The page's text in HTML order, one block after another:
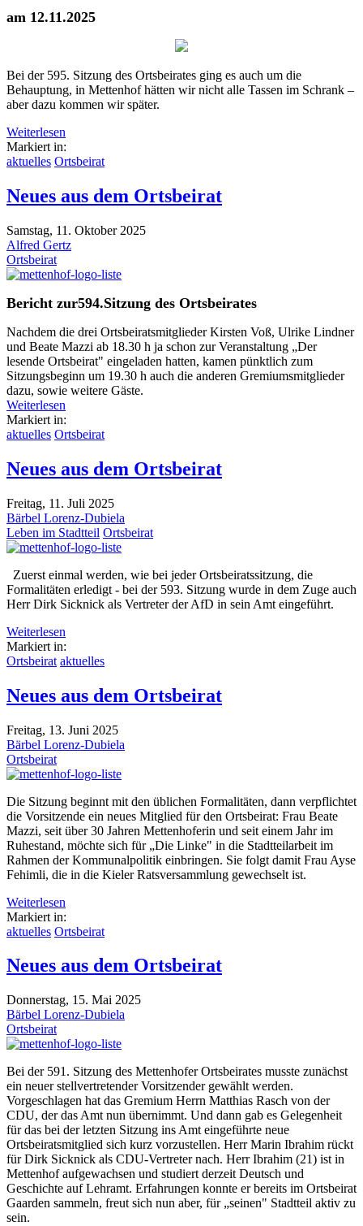
am 12.11.2025
Bei der 595. Sitzung des Ortsbeirates ging es auch um die
Behauptung, in Mettenhof hätten wir nicht alle Tassen im Schrank –
aber dazu kommen wir später.
Weiterlesen
Markiert in:
aktuelles Ortsbeirat
Neues aus dem Ortsbeirat
Samstag, 11. Oktober 2025
Alfred Gertz
Ortsbeirat
Bericht zur594.Sitzung des Ortsbeirates
Nachdem die drei Ortsbeiratsmitglieder Kirsten Voß, Ulrike Lindner
und Beate Mazzi ab 18.30 h ja schon zur Veranstaltung „Der
lesende Ortsbeirat" eingeladen hatten, kamen pünktlich zum
Sitzungsbeginn um 19.30 h auch die anderen Gremiumsmitglieder
dazu, sowie weitere Gäste.
Weiterlesen
Markiert in:
aktuelles Ortsbeirat
Neues aus dem Ortsbeirat
Freitag, 11. Juli 2025
Bärbel Lorenz-Dubiela
Leben im Stadtteil Ortsbeirat
Zuerst einmal werden, wie bei jeder Ortsbeiratssitzung, die
Formalitäten erledigt - bei der 593. Sitzung wurde in dem Zuge auch
Herr Dirk Sicknick als Vertreter der AfD in sein Amt eingeführt.
Weiterlesen
Markiert in:
Ortsbeirat aktuelles
Neues aus dem Ortsbeirat
Freitag, 13. Juni 2025
Bärbel Lorenz-Dubiela
Ortsbeirat
Die Sitzung beginnt mit den üblichen Formalitäten, dann verpflichtet
die Vorsitzende ein neues Mitglied für den Ortsbeirat: Frau Beate
Mazzi, seit über 30 Jahren Mettenhoferin und seit einem Jahr im
Ruhestand, möchte sich für „Die Linke" in die Stadtteilarbeit im
Rahmen der Kommunalpolitik einbringen. Sie folgt damit Frau Ayse
Fehimli, die in die Kieler Ratsversammlung gewechselt ist.
Weiterlesen
Markiert in:
aktuelles Ortsbeirat
Neues aus dem Ortsbeirat
Donnerstag, 15. Mai 2025
Bärbel Lorenz-Dubiela
Ortsbeirat
Bei der 591. Sitzung des Mettenhofer Ortsbeirates musste zunächst
ein neuer stellvertretender Vorsitzender gewählt werden.
Vorgeschlagen hat das Gremium Herrn Matthias Rasch von der
CDU, der das Amt nun übernimmt. Und dann gab es Gelegenheit
für das bei der letzten Sitzung ins Amt eingeführte neue
Ortsbeiratsmitglied sich kurz vorzustellen. Herr Marin Ibrahim rückt
für Dirk Sicknick als CDU-Vertreter nach. Herr Ibrahim (21) ist in
Mettenhof aufgewachsen und studiert derzeit Deutsch und
Geschichte auf Lehramt. Erfahrungen konnte er bereits im Ortsbeirat
Gaarden sammeln, freut sich nun aber, für „seinen" Stadtteil aktiv zu
sein.